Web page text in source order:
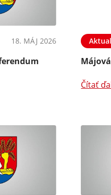
18. MÁJ 2026
Čítať